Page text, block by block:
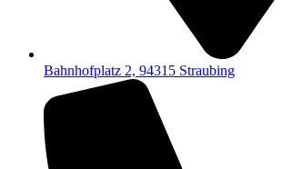
Bahnhofplatz 2, 94315 Straubing